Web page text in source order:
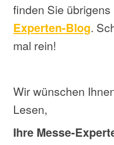
finden Sie
Experten-Blog.
mal rein!
Wir wünschen
Lesen,
Ihre Messe-